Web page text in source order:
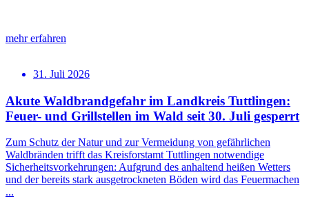
mehr erfahren
31. Juli 2026
Akute Waldbrandgefahr im Landkreis Tuttlingen:
Feuer- und Grillstellen im Wald seit 30. Juli gesperrt
Zum Schutz der Natur und zur Vermeidung von gefährlichen
Waldbränden trifft das Kreisforstamt Tuttlingen notwendige
Sicherheitsvorkehrungen: Aufgrund des anhaltend heißen Wetters
und der bereits stark ausgetrockneten Böden wird das Feuermachen
...